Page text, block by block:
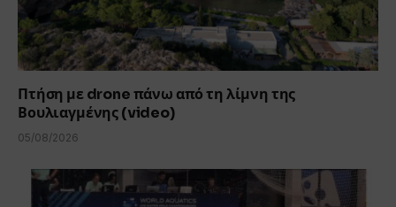
Πτήση με drone πάνω από τη λίμνη της
Βουλιαγμένης (video)
05/08/2026